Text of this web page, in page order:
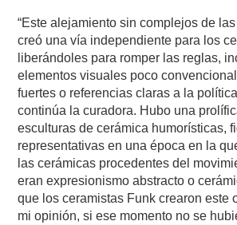
“Este alejamiento sin complejos de
creó una vía independiente para los
liberándoles para romper las reglas,
elementos visuales poco
fuertes o referencias claras a la
continúa la curadora. Hubo una
esculturas de cerámica humorísticas,
representativas en una época en la
las cerámicas procedentes del
eran expresionismo abstracto o
que los ceramistas Funk crearon este
mi opinión, si ese momento no se